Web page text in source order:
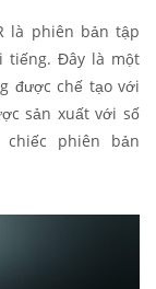
là phiên bản tập
tiếng. Đây là một
được chế tạo với
sản xuất với số
phiên bản